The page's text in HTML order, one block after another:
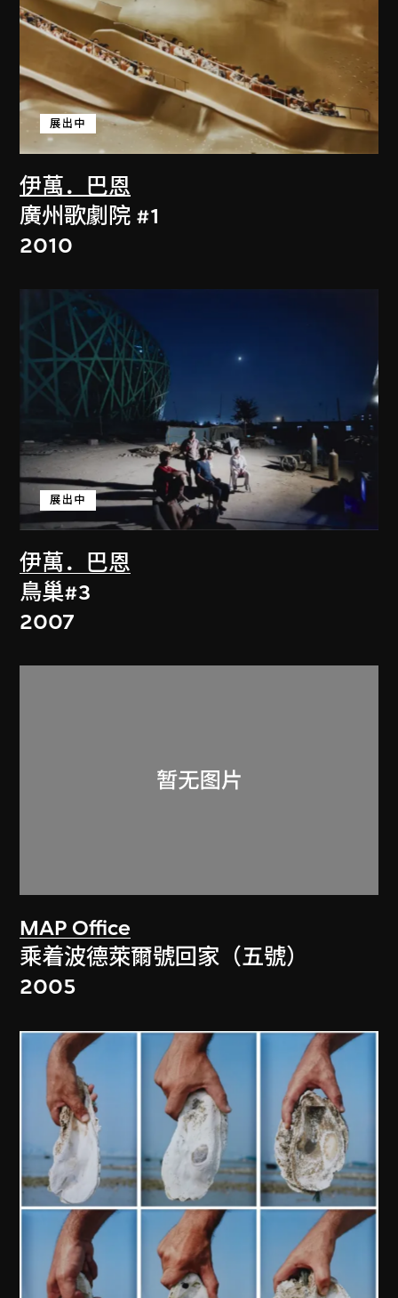
伊萬．巴恩
展出中
廣州歌劇院 #1
2010
伊萬．巴恩
展出中
鳥巢#3
2007
MAP Office
乘着波德萊爾號回家（五號）
2005